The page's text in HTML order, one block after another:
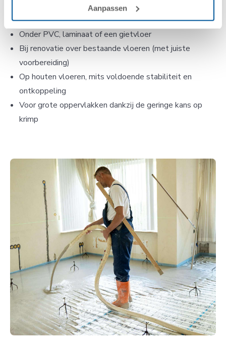
Aanpassen
In combinatie met vloerverwarming voor extra comfort
Onder PVC, laminaat of een gietvloer
Bij renovatie over bestaande vloeren (met juiste
voorbereiding)
Op houten vloeren, mits voldoende stabiliteit en
ontkoppeling
Voor grote oppervlakken dankzij de geringe kans op
krimp